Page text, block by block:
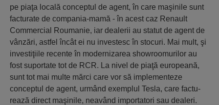
pe piaţa locală con­ceptul de agent, în care maşinile sunt
facturate de compania-mamă - în acest caz Renault
Commercial Roumanie, iar dealerii au statut de agent de
vânzări, astfel încât ei nu inves­tesc în stocuri. Mai mult, şi
inves­tiţiile recente în modernizarea show­roomurilor au
fost suportate tot de RCR. La nivel de piaţă europeană,
sunt tot mai multe mărci care vor să im­ple­menteze
conceptul de agent, urmând exemplul Tesla, care factu­
rează direct maşinile, neavând importatori sau dealeri.